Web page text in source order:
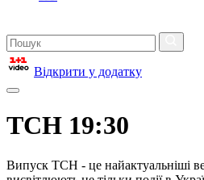
Відкрити у додатку
ТСН 19:30
Випуск ТСН - це найактуальніші